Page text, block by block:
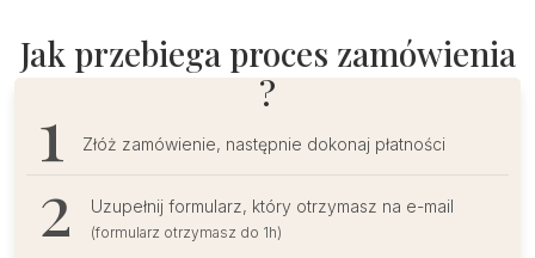
Jak przebiega proces zamówienia
?
Złóż zamówienie, następnie dokonaj płatności
Uzupełnij formularz, który otrzymasz na e-mail
(formularz otrzymasz do 1h)